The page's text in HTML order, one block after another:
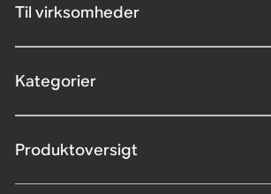
Til virksomheder
Kategorier
Produktoversigt